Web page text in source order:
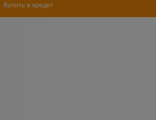
Купить в кредит